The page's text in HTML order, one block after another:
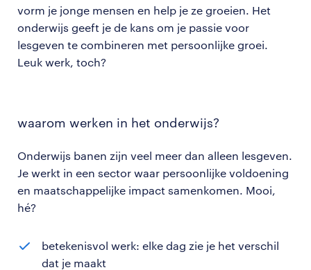
vorm je jonge mensen en help je ze groeien. Het
onderwijs geeft je de kans om je passie voor
lesgeven te combineren met persoonlijke groei.
Leuk werk, toch?
waarom werken in het onderwijs?
Onderwijs banen zijn veel meer dan alleen lesgeven.
Je werkt in een sector waar persoonlijke voldoening
en maatschappelijke impact samenkomen. Mooi,
hé?
betekenisvol werk: elke dag zie je het verschil
dat je maakt